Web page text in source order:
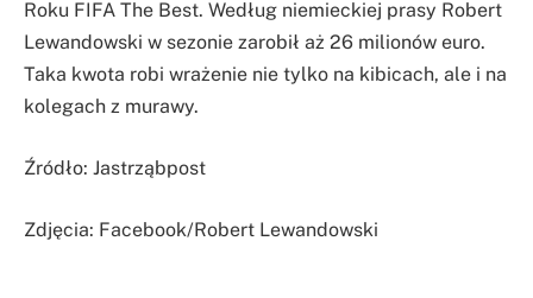
Roku FIFA The Best. Według niemieckiej prasy Robert
Lewandowski w sezonie zarobił aż 26 milionów euro.
Taka kwota robi wrażenie nie tylko na kibicach, ale i na
kolegach z murawy.
Źródło: Jastrząbpost
Zdjęcia: Facebook/Robert Lewandowski